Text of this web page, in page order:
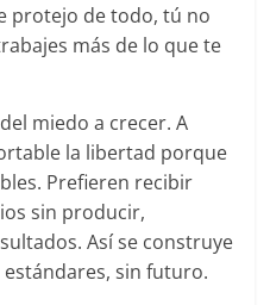
protejo de todo, tú no
más de lo que te
miedo a crecer. A
la libertad porque
Prefieren recibir
sin producir,
Así se construye
estándares, sin futuro.